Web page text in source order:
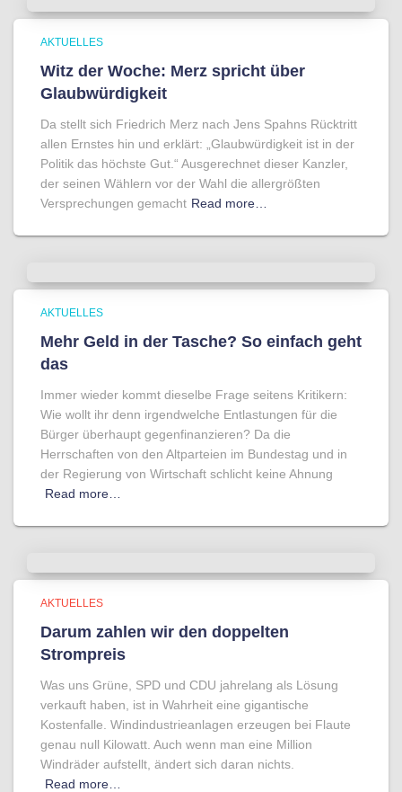
AKTUELLES
Witz der Woche: Merz spricht über
Glaubwürdigkeit
Da stellt sich Friedrich Merz nach Jens Spahns Rücktritt
allen Ernstes hin und erklärt: „Glaubwürdigkeit ist in der
Politik das höchste Gut.“ Ausgerechnet dieser Kanzler,
der seinen Wählern vor der Wahl die allergrößten
Versprechungen gemacht Read more…
AKTUELLES
Mehr Geld in der Tasche? So einfach geht
das
Immer wieder kommt dieselbe Frage seitens Kritikern:
Wie wollt ihr denn irgendwelche Entlastungen für die
Bürger überhaupt gegenfinanzieren? Da die
Herrschaften von den Altparteien im Bundestag und in
der Regierung von Wirtschaft schlicht keine Ahnung
Read more…
AKTUELLES
Darum zahlen wir den doppelten
Strompreis
Was uns Grüne, SPD und CDU jahrelang als Lösung
verkauft haben, ist in Wahrheit eine gigantische
Kostenfalle. Windindustrieanlagen erzeugen bei Flaute
genau null Kilowatt. Auch wenn man eine Million
Windräder aufstellt, ändert sich daran nichts.
Read more…